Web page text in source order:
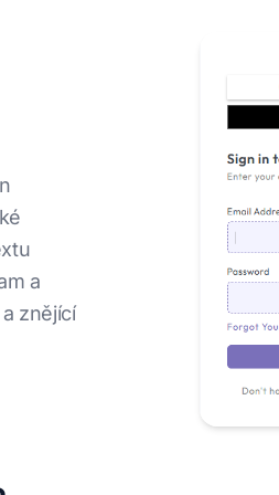
a
znějící